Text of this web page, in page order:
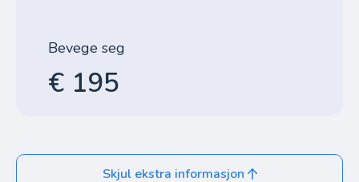
Bevege seg
€ 195
Skjul ekstra informasjon